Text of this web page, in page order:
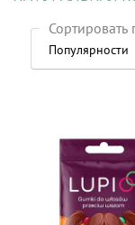
Сортировать